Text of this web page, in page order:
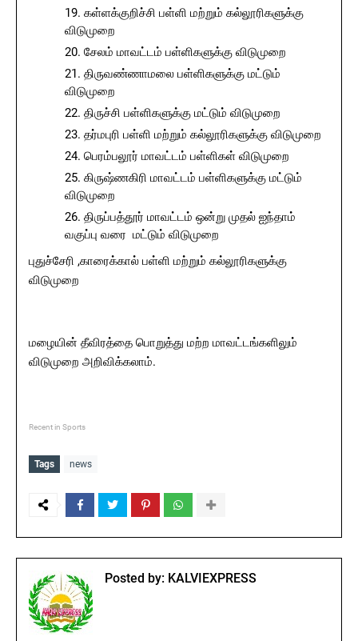
கள்ளக்குறிச்சி பள்ளி மற்றும் கல்லூரிகளுக்கு
விடுமுறை
சேலம் மாவட்டம் பள்ளிகளுக்கு விடுமுறை
திருவண்ணாமலை பள்ளிகளுக்கு மட்டும்
விடுமுறை
திருச்சி பள்ளிகளுக்கு மட்டும் விடுமுறை
தர்மபுரி பள்ளி மற்றும் கல்லூரிகளுக்கு விடுமுறை
பெரம்பலூர் மாவட்டம் பள்ளிகள் விடுமுறை
கிருஷ்ணகிரி மாவட்டம் பள்ளிகளுக்கு மட்டும்
விடுமுறை
திருப்பத்தூர் மாவட்டம் ஒன்று முதல் ஐந்தாம்
வகுப்பு வரை மட்டும் விடுமுறை
புதுச்சேரி ,காரைக்கால் பள்ளி மற்றும் கல்லூரிகளுக்கு
விடுமுறை
மழையின் தீவிரத்தை பொறுத்து மற்ற மாவட்டங்களிலும்
விடுமுறை அறிவிக்கலாம்.
Recent in Sports
Tags news
Posted by: KALVIEXPRESS